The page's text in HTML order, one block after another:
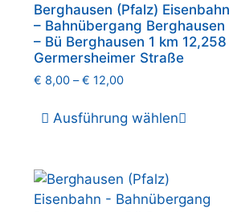
Berghausen (Pfalz) Eisenbahn
– Bahnübergang Berghausen
– Bü Berghausen 1 km 12,258
Germersheimer Straße
€ 8,00–€ 12,00
Ausführung wählen